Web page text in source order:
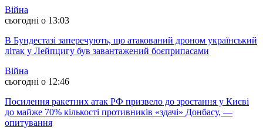
Війна
сьогодні о 13:03
В Бундестазі заперечують, що атакований дроном український
літак у Лейпцигу був завантажений боєприпасами
Війна
сьогодні о 12:46
Посилення ракетних атак РФ призвело до зростання у Києві
до майже 70% кількості противників «здачі» Донбасу, —
опитування